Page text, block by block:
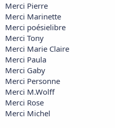
Merci Pierre
Merci Marinette
Merci poésielibre
Merci Tony
Merci Marie Claire
Merci Paula
Merci Gaby
Merci Personne
Merci M.Wolff
Merci Rose
Merci Michel